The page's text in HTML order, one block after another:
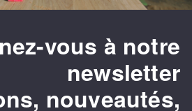
vous à notre
newsletter
nouveautés,